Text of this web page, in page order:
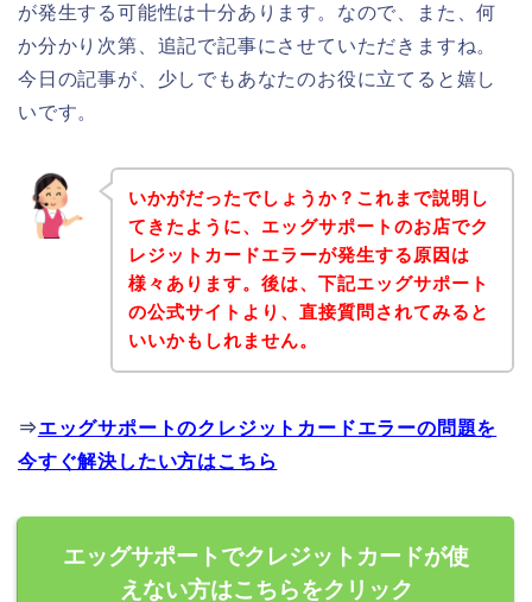
が発生する可能性は十分あります。なので、また、何
か分かり次第、追記で記事にさせていただきますね。
今日の記事が、少しでもあなたのお役に立てると嬉し
いです。
いかがだったでしょうか？これまで説明し
てきたように、エッグサポートのお店でク
レジットカードエラーが発生する原因は
様々あります。後は、下記エッグサポート
の公式サイトより、直接質問されてみると
いいかもしれません。
⇒エッグサポートのクレジットカードエラーの問題を
今すぐ解決したい方はこちら
エッグサポートでクレジットカードが使
えない方はこちらをクリック